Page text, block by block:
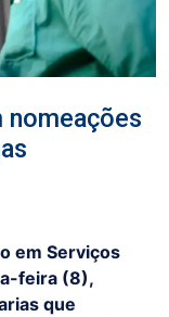
nomeações
em Serviços
feira (8),
que